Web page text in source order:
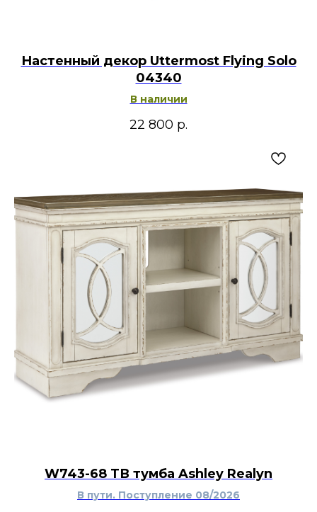
Настенный декор Uttermost Flying Solo
04340
В наличии
22 800 р.
W743-68 ТВ тумба Ashley Realyn
В пути. Поступление 08/2026